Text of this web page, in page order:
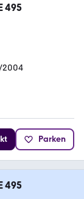
495
2004
Parken
495